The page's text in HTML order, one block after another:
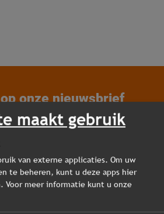
onze nieuwsbrief
van de nieuwste ontwikkelingen op het gebied van
maakt gebruik
van externe applicaties. Om uw
te beheren, kunt u deze apps hier
Voor meer informatie kunt u onze